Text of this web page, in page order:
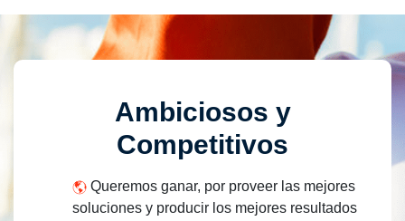
Ambiciosos y
Competitivos
Queremos ganar, por proveer las mejores
soluciones y producir los mejores resultados